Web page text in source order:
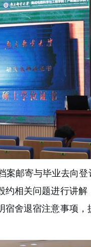
邮寄与毕业去向
约相关问题进行讲解
舍退宿注意事项